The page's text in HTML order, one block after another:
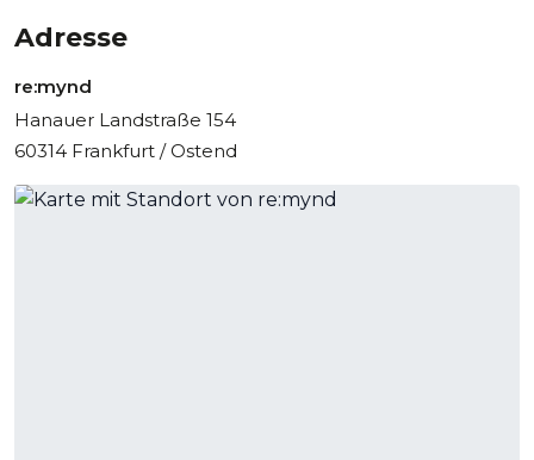
Adresse
re:mynd
Hanauer Landstraße 154
60314 Frankfurt / Ostend